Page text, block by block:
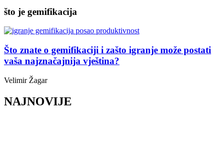
što je gemifikacija
Što znate o gemifikaciji i zašto igranje može postati
vaša najznačajnija vještina?
Velimir Žagar
NAJNOVIJE